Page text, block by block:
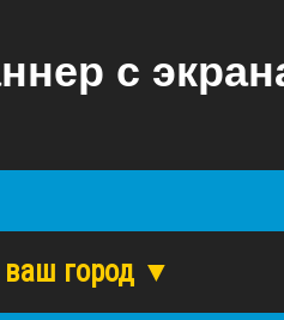
с
ваш город ▼